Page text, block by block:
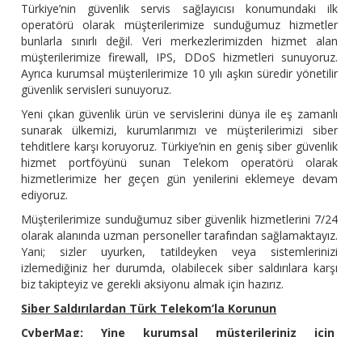
Türkiye’nin güvenlik servis sağlayıcısı konumundaki ilk
operatörü olarak müşterilerimize sunduğumuz hizmetler
bunlarla sınırlı değil. Veri merkezlerimizden hizmet alan
müşterilerimize firewall, IPS, DDoS hizmetleri sunuyoruz.
Ayrıca kurumsal müşterilerimize 10 yılı aşkın süredir yönetilir
güvenlik servisleri sunuyoruz.
Yeni çıkan güvenlik ürün ve servislerini dünya ile eş zamanlı
sunarak ülkemizi, kurumlarımızı ve müşterilerimizi siber
tehditlere karşı koruyoruz. Türkiye’nin en geniş siber güvenlik
hizmet portföyünü sunan Telekom operatörü olarak
hizmetlerimize her geçen gün yenilerini eklemeye devam
ediyoruz.
Müşterilerimize sunduğumuz siber güvenlik hizmetlerini 7/24
olarak alanında uzman personeller tarafından sağlamaktayız.
Yani; sizler uyurken, tatildeyken veya sistemlerinizi
izlemediğiniz her durumda, olabilecek siber saldırılara karşı
biz takipteyiz ve gerekli aksiyonu almak için hazırız.
Siber Saldırılardan Türk Telekom’la Korunun
CyberMag: Yine kurumsal müşterileriniz için